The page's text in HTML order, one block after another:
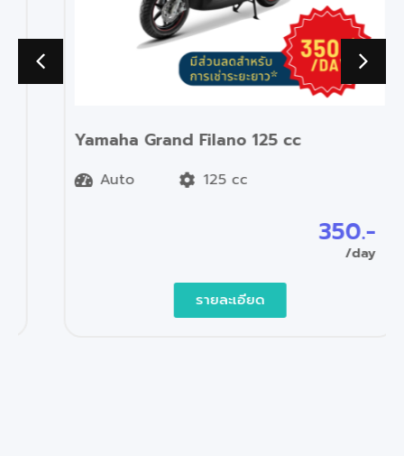
Yamaha Grand Filano 125 cc
Auto 125 cc
350.-
/day
รายละเอียด